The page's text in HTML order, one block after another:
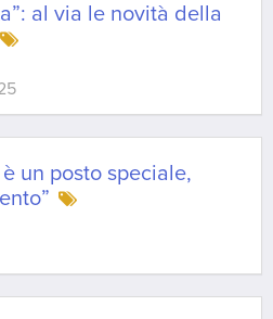
al via le novità della
un posto speciale,